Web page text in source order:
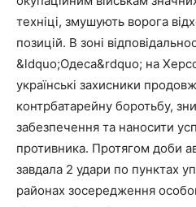
техніці, змушують ворога
позицій. В зоні
&ldquo;Одеса&rdquo; на
українські захисники
контрбатарейну боротьбу,
забезпечення та наносити
противника. Протягом доби
завдала 2 удари по пунктах
районах зосередження